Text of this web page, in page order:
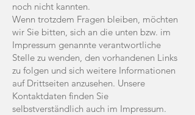
noch nicht kannten.
Wenn trotzdem Fragen bleiben, möchten
wir Sie bitten, sich an die unten bzw. im
Impressum genannte verantwortliche
Stelle zu wenden, den vorhandenen Links
zu folgen und sich weitere Informationen
auf Drittseiten anzusehen. Unsere
Kontaktdaten finden Sie
selbstverständlich auch im Impressum.